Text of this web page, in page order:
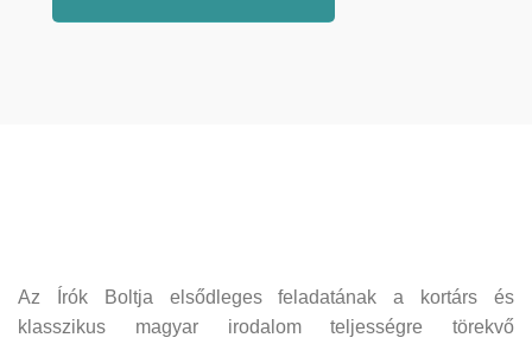
Az Írók Boltja elsődleges feladatának a kortárs és
klasszikus magyar irodalom teljességre törekvő